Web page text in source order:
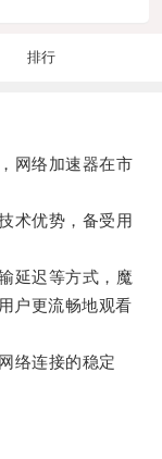
排行
网络加速器在市
术优势，备受用
延迟等方式，魔
户更流畅地观看
络连接的稳定